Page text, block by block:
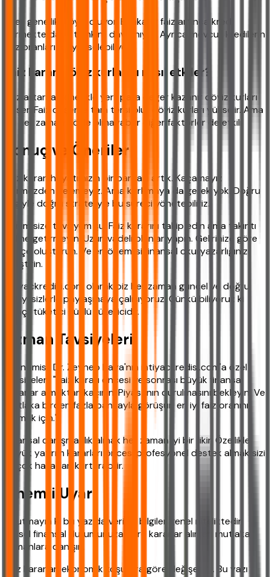
Evet genellikle öyle oluyor. Bankalar faiz artınca kredi
vermekte daha temkinli davranıyor. Ayrıca mevcut kredilerin
faiz oranları da yükselebiliyor.
Faiz kararı döviz kurlarını nasıl etkiler?
Faiz artarsa genellikle yerli para değer kazanır döviz kurları
düşer. Faiz düşerse tam tersi olur döviz kurları yükselir. Ama
bu her zaman böyle olmayabilir diğer faktörler de etkili.
Sonuç ve Öneriler
Faiz kararı hayatımızın bir parçası artık. Kaçamayız
görmezden gelemeyiz. Ama korkmaya da gerek yok. Doğru
bilgiyle doğru stratejiyle bu süreci yönetebiliriz.
Benim size tavsiyem şu: Faiz kararını takip edin ama takıntı
haline getirmeyin. Uzun vadeli planlar yapın. Gelirinize göre
bütçe oluşturun. Ve en önemlisi finansal okuryazarlığınızı
geliştirin.
ihtiyackredisi.com olarak biz her zaman güncel ve doğru
bilgiyi sizlerle paylaşmaya çalışıyoruz. Çünkü biliyoruz ki
bilinçli tüketici güçlü tüketicidir.
Uzman Tavsiyeleri
Ekonomist Dr. Zeynep Kaya'nın ihtiyackredisi.com'a özel
tavsiyeleri: "Faiz kararı öncesi ve sonrası büyük finansal
kararlar almaktan kaçının. Piyasanın durulmasını bekleyin. Ve
mutlaka birden fazla bankayla görüşün en iyi faiz oranını
bulmak için."
Finansal danışmanlık almak her zaman iyi bir fikir. Özellikle
büyük yatırım kararları öncesi profesyonel destek almak sizi
birçok hatadan kurtarabilir.
Önemli Uyarı
Unutmayın ki bu yazıda verilen bilgiler genel niteliktedir.
Kişisel finansal durumunuza göre kararlar alırken mutlaka
uzmanlara danışın.
Faiz kararları ekonomik koşullara göre değişebilir. Bu yazı